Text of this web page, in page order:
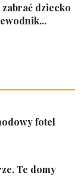
dziecko
fotel
Te domy